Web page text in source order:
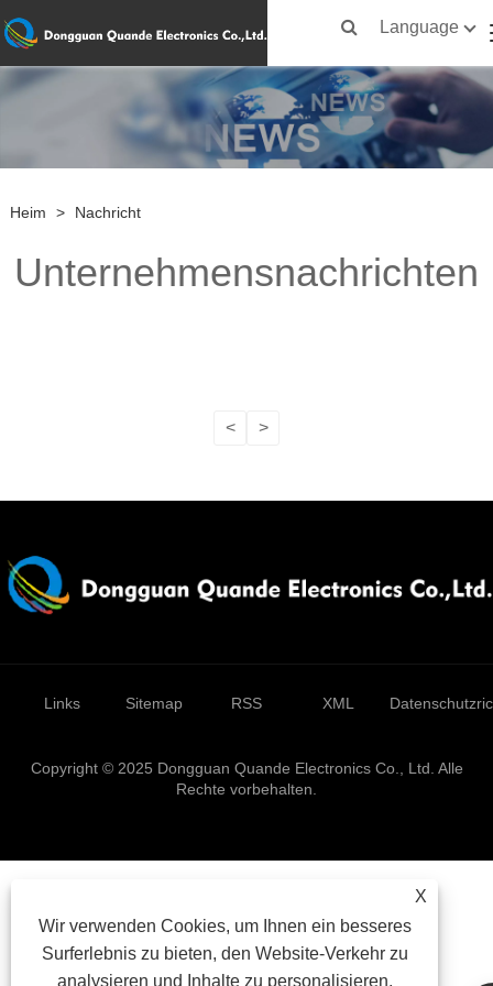
Language
Heim > Nachricht
Unternehmensnachrichten
< >
X
Wir verwenden Cookies, um Ihnen ein besseres
Surferlebnis zu bieten, den Website-Verkehr zu
analysieren und Inhalte zu personalisieren.
Links Sitemap RSS XML
Copyright © 2025 Dongguan Quande Electronics Co., Ltd. Alle
Rechte vorbehalten.